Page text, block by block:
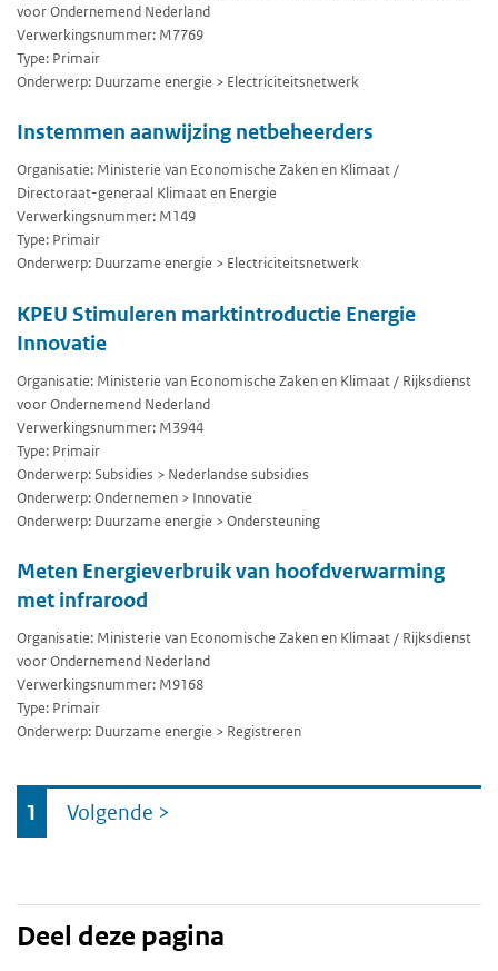
voor Ondernemend Nederland
Verwerkingsnummer: M7769
Type: Primair
Onderwerp: Duurzame energie > Electriciteitsnetwerk
Instemmen aanwijzing netbeheerders
Organisatie: Ministerie van Economische Zaken en Klimaat /
Directoraat-generaal Klimaat en Energie
Verwerkingsnummer: M149
Type: Primair
Onderwerp: Duurzame energie > Electriciteitsnetwerk
KPEU Stimuleren marktintroductie Energie
Innovatie
Organisatie: Ministerie van Economische Zaken en Klimaat / Rijksdienst
voor Ondernemend Nederland
Verwerkingsnummer: M3944
Type: Primair
Onderwerp: Subsidies > Nederlandse subsidies
Onderwerp: Ondernemen > Innovatie
Onderwerp: Duurzame energie > Ondersteuning
Meten Energieverbruik van hoofdverwarming
met infrarood
Organisatie: Ministerie van Economische Zaken en Klimaat / Rijksdienst
voor Ondernemend Nederland
Verwerkingsnummer: M9168
Type: Primair
Onderwerp: Duurzame energie > Registreren
naar
1 Volgende >
Deel deze pagina